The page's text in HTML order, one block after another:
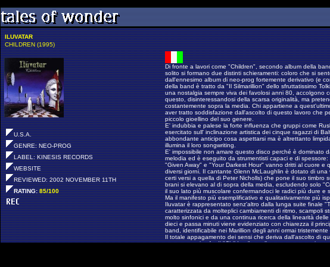
ILUVATAR
CHILDREN (1995)
U.S.A.
GENRE: NEO-PROG
LABEL: KINESIS RECORDS
WEBSITE
REVIEWED: 2002 NOVEMBER 11TH
RATING:85/100
Di fronte a lavori come "Children", secondo album della
solito si formano due distinti schieramenti: coloro che si
dall'ennesimo album di neo-prog fortemente derivativo (e
della band è tratto da "Il Silmarillion" dello sfruttatissimo
una nostalgia sempre viva dei favolosi anni 80, accolgono
questo, disinteressandosi della scarsa originalità, ma
costantemente sopra la media. Chi appartiene a
aver tratto soddisfazione dall'ascolto di questo lavoro che
piccolo gioellino del suo genere.
E' indubbia e palese la forte influenza che gruppi come
esercitato sull' inclinazione artistica dei cinque ragazzi di
abbondante anticipo cosa aspettarsi ma è altrettanto
illumina il loro songwriting.
E' impossibile non amare questo disco perché è dominato
melodia ed è eseguito da strumentisti capaci e di
"Given Away" e "Your Darkest Hour" vanno dritti al cuore e
diversi giorni. Il cantante Glenn McLaughlin è dotato di una
certi versi a quella di Peter Nicholls) che pone il suo timbro
brani si elevano al di sopra della media, escludendo solo
il suo lato più muscolare confermandoci le radici più dure e
Ma il manifesto più esemplificativo e qualitativamente più
Iluvatar è rappresentato senz'altro dalla lunga suite finale
caratterizzata da molteplici cambiamenti di ritmo, scampoli
molto sinfonici e da una continua ricerca della linearità
dieci e passa minuti viene evidenziato con chiarezza il
band, identificabile nei Marillion degli anni ormai tristemente
Il totale appagamento dei sensi che deriva dall'ascolto di
neoprogressive fa di "Children" un album se non proprio